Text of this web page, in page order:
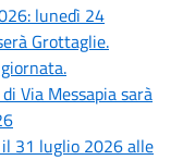
lunedì 24
Grottaglie.
Via Messapia sarà
il 31 luglio 2026 alle